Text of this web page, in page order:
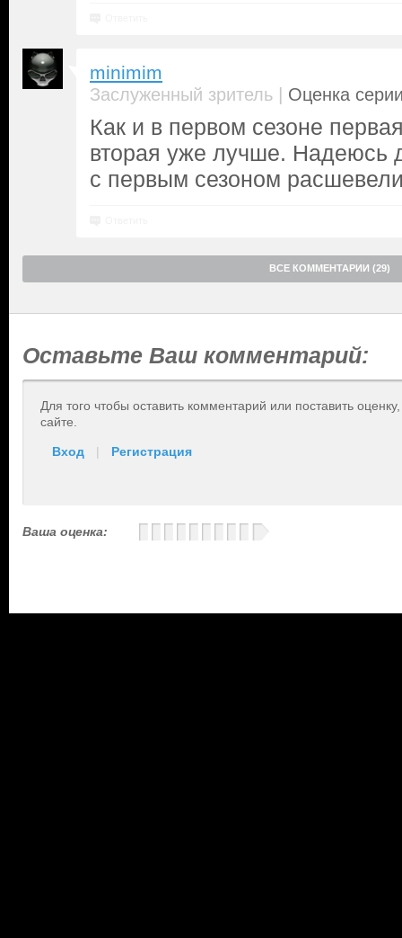
minimim
Заслуженный зритель | Оценка
Как и в первом сезоне
вторая уже лучше. Надеюсь
с первым сезоном
ВСЕ КОММЕНТАРИИ (29)
Оставьте Ваш комментарий:
Для того чтобы оставить комментарий или поставить
сайте.
Вход | Регистрация
Ваша оценка: